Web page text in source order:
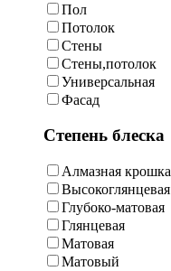
Пол
Потолок
Стены
Стены,потолок
Универсальная
Фасад
Степень блеска
Алмазная крошка
Высокоглянцевая
Глубоко-матовая
Глянцевая
Матовая
Матовый